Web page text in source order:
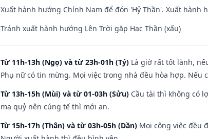
Xuất hành hướng Chính Nam để đón 'Hỷ Thần'. Xuất hành
Tránh xuất hành hướng Lên Trời gặp Hạc Thần (xấu)
Từ 11h-13h (Ngọ) và từ 23h-01h (Tý) Là giờ rất tốt lành,
Phụ nữ có tin mừng. Mọi việc trong nhà đều hòa hợp. Nếu
Từ 13h-15h (Mùi) và từ 01-03h (Sửu) Cầu tài thì không có
ma quỷ nên cúng tế thì mới an.
Từ 15h-17h (Thân) và từ 03h-05h (Dần) Mọi công việc đều